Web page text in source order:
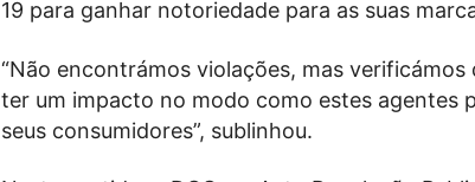
19 para ganhar notoriedade para as suas
“Não encontrámos violações, mas
ter um impacto no modo como estes agentes
seus consumidores”, sublinhou.